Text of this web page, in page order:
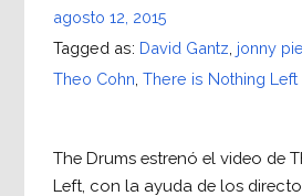
agosto 12, 2015
Tagged as: David Gantz jonny
Theo Cohn There is Nothing Left
The Drums estrenó el video de
Left, con la ayuda de los